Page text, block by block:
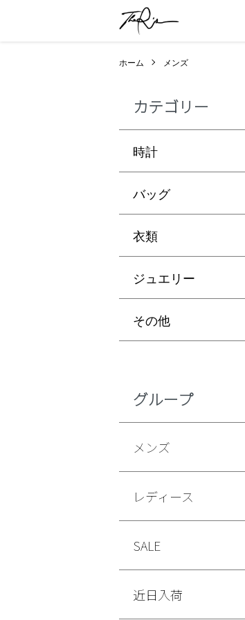
ホーム メンズ
カテゴリー
時計
バッグ
衣類
ジュエリー
その他
グループ
メンズ
レディース
SALE
近日入荷